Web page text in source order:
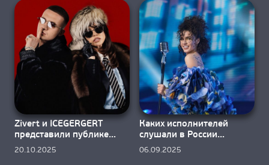
Zivert и ICEGERGERT
представили публике
совместный «Банк»
20.10.2025
Каких исполнителей
слушали в России
минувшим летом?
06.09.2025